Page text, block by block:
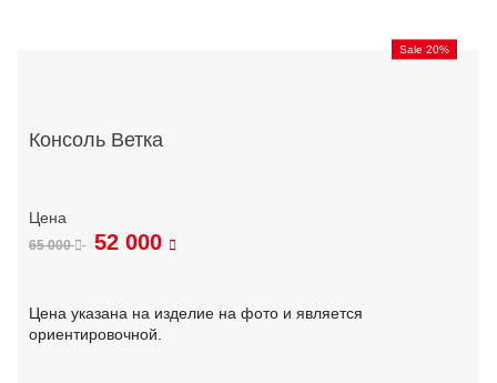
Sale 20%
Консоль Ветка
65 000 52 000
Цена указана на изделие на фото и является
ориентировочной.